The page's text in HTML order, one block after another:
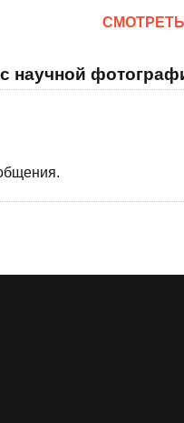
научной